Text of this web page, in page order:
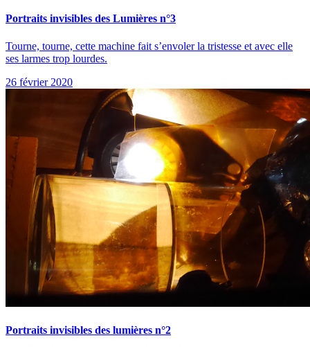
Portraits invisibles des Lumières n°3
Tourne, tourne, cette machine fait s’envoler la tristesse et avec elle
ses larmes trop lourdes.
26 février 2020
Portraits invisibles des lumières n°2